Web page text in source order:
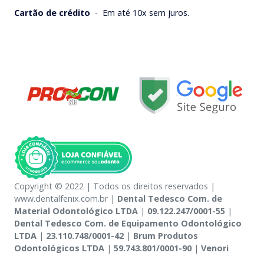
Cartão de crédito - Em até 10x sem juros.
Copyright © 2022 | Todos os direitos reservados |
www.dentalfenix.com.br | Dental Tedesco Com. de
Material Odontológico LTDA | 09.122.247/0001-55 |
Dental Tedesco Com. de Equipamento Odontológico
LTDA | 23.110.748/0001-42 | Brum Produtos
Odontológicos LTDA | 59.743.801/0001-90| Venori